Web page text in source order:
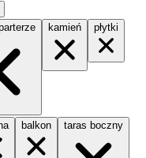
kamień płytki
balkon taras boczny